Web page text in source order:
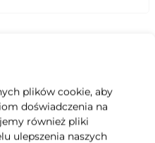
plików cookie, aby
doświadczenia na
również pliki
ulepszenia naszych